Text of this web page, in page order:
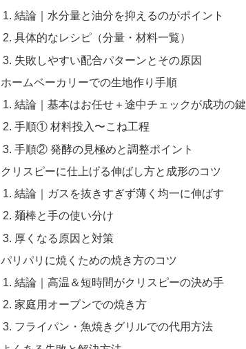
結論｜水分量と油分を抑えるのがポイント
具体的なレシピ（分量・材料一覧）
失敗しやすい配合パターンとその原因
ホームベーカリーでの生地作り手順
結論｜基本はお任せ＋途中チェックが成功の鍵
手順① 材料投入〜こね工程
手順② 発酵の見極めと調整ポイント
クリスピーに仕上げる伸ばし方と成形のコツ
結論｜ガスを抜きすぎず薄く均一に伸ばす
麺棒と手の使い分け
厚くなる原因と対策
パリパリに焼くための焼き方のコツ
結論｜高温＆短時間がクリスピーの決め手
家庭用オーブンでの焼き方
フライパン・魚焼きグリルでの代用方法